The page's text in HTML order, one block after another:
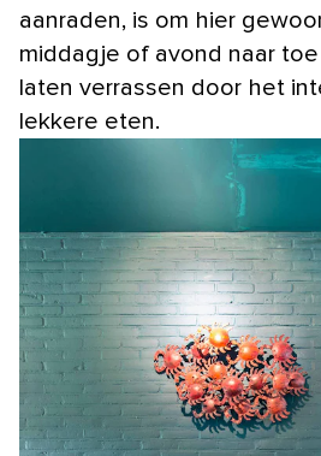
aanraden, is om hier
middagje of avond naar
laten verrassen door het
lekkere eten.